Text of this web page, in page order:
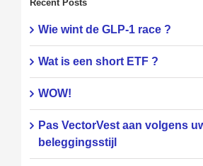
Recent Posts
Wie wint de GLP-1 race ?
Wat is een short ETF ?
WOW!
Pas VectorVest aan volgens
beleggingsstijl